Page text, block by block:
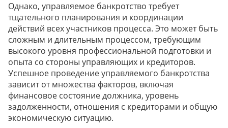
Однако, управляемое банкротство требует
тщательного планирования и координации
действий всех участников процесса. Это может быть
сложным и длительным процессом, требующим
высокого уровня профессиональной подготовки и
опыта со стороны управляющих и кредиторов.
Успешное проведение управляемого банкротства
зависит от множества факторов, включая
финансовое состояние должника, уровень
задолженности, отношения с кредиторами и общую
экономическую ситуацию.